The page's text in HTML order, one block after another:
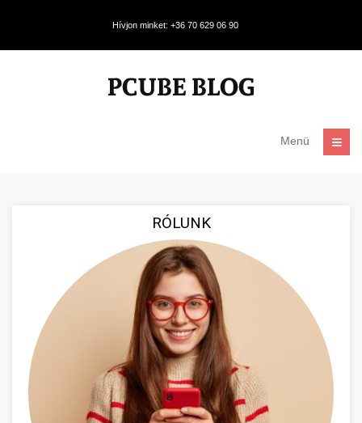
Hívjon minket: +36 70 629 06 90
Menü
RÓLUNK